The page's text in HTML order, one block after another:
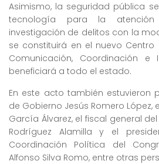
Asimismo, la seguridad pública
tecnología para la
investigación de delitos con la
se constituirá en el nuevo Centro
Comunicación, Coordinación e
beneficiará a todo el estado.
En este acto también estuvieron
de Gobierno Jesús Romero López,
García Álvarez, el fiscal general
Rodríguez Alamilla y el
Coordinación Política del
Alfonso Silva Romo, entre otras